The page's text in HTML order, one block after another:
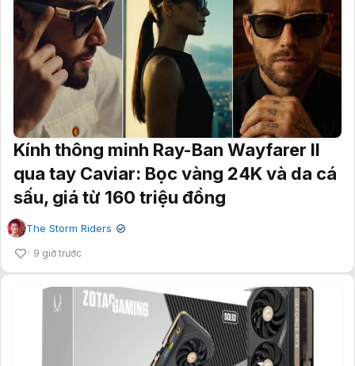
Kính thông minh Ray-Ban Wayfarer II
qua tay Caviar: Bọc vàng 24K và da cá
sấu, giá từ 160 triệu đồng
The Storm Riders ✔
9 giờ trước